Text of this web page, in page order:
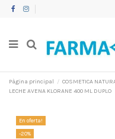
Pàgina principal COSMETICA
LECHE AVENA KLORANE 400 ML DUPLO
En oferta!
-20%